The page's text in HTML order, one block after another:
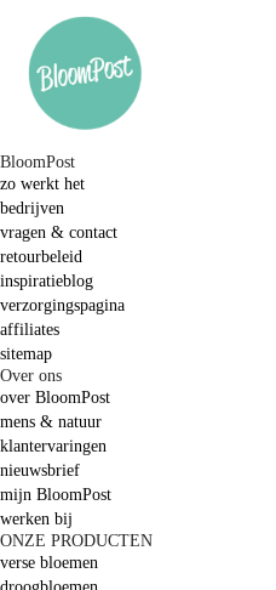
BloomPost
zo werkt het
bedrijven
vragen & contact
retourbeleid
inspiratieblog
verzorgingspagina
affiliates
sitemap
Over ons
over BloomPost
mens & natuur
klantervaringen
nieuwsbrief
mijn BloomPost
werken bij
ONZE PRODUCTEN
verse bloemen